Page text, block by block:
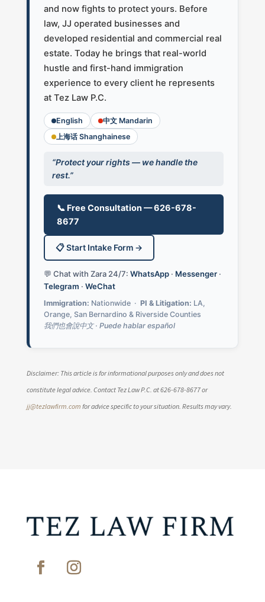
and now fights to protect yours. Before
law, JJ operated businesses and
developed residential and commercial real
estate. Today he brings that real-world
hustle and first-hand immigration
experience to every client he represents
at Tez Law P.C.
English
中文 Mandarin
上海话 Shanghainese
“Protect your rights — we handle the
rest.”
📞 Free Consultation — 626-678-
8677
📋 Start Intake Form →
💬 Chat with Zara 24/7: WhatsApp· Messenger·
Telegram · WeChat
Immigration: Nationwide · PI & Litigation: LA,
Orange, San Bernardino & Riverside Counties
我們也會說中文 · Puede hablar español
Disclaimer: This article is for informational purposes only and does not
constitute legal advice. Contact Tez Law P.C. at 626-678-8677 or
jj@tezlawfirm.com for advice specific to your situation. Results may vary.